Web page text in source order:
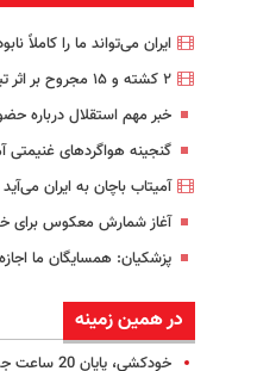
ایران می‌تواند ما را کاملاً
۲ کشته و ۱۵ مجروح بر اثر تیراندازی در تایلند
خبر مهم استقلال درباره
گنجینه هواگردهای
آمیتاب باچان به ایران
آغاز شمارش معکوس برای
پزشکیان: همسایگان ما
در همین زمینه
خودکشی، پایان 20 ساعت جست‌وجو